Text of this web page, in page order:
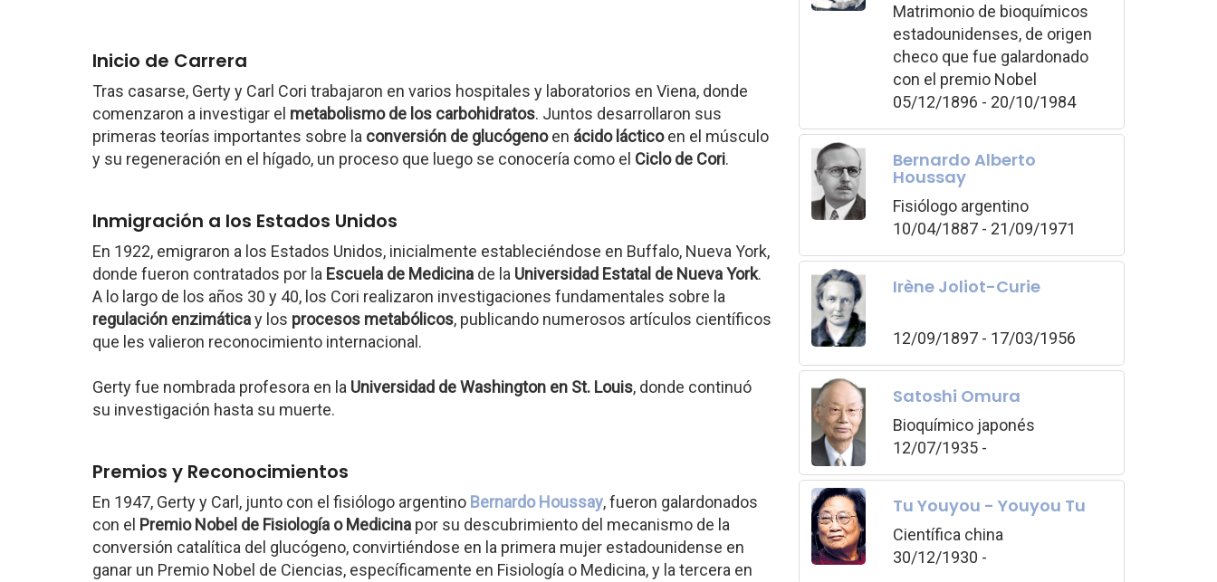
Inicio de Carrera
Tras casarse, Gerty y Carl Cori trabajaron en varios hospitales y laboratorios en Viena, donde
comenzaron a investigar el metabolismo de los carbohidratos. Juntos desarrollaron sus
primeras teorías importantes sobre la conversión de glucógenoen ácido lácticoen el músculo
y su regeneración en el hígado, un proceso que luego se conocería como el Ciclo de Cori.
Inmigración a los Estados Unidos
En 1922, emigraron a los Estados Unidos, inicialmente estableciéndose en Buffalo, Nueva York,
donde fueron contratados por la Escuela de Medicina de la Universidad Estatal de Nueva York.
A lo largo de los años 30 y 40, los Cori realizaron investigaciones fundamentales sobre la
regulación enzimáticay los procesos metabólicos, publicando numerosos artículos científicos
que les valieron reconocimiento internacional.
Gerty fue nombrada profesora en la Universidad de Washington en St. Louis, donde continuó
su investigación hasta su muerte.
Premios y Reconocimientos
En 1947, Gerty y Carl, junto con el fisiólogo argentino Bernardo Houssay, fueron galardonados
con el Premio Nobel de Fisiología o Medicina por su descubrimiento del mecanismo de la
conversión catalítica del glucógeno, convirtiéndose en la primera mujer estadounidense en
ganar un Premio Nobel de Ciencias, específicamente en Fisiología o Medicina, y la tercera en
Matrimonio de bioquímicos
estadounidenses, de origen
checo que fue galardonado
con el premio Nobel
05/12/1896 - 20/10/1984
Bernardo Alberto
Houssay
Fisiólogo argentino
10/04/1887 - 21/09/1971
Irène Joliot-Curie
12/09/1897 - 17/03/1956
Satoshi Omura
Bioquímico japonés
12/07/1935 -
Tu Youyou - Youyou Tu
Científica china
30/12/1930 -